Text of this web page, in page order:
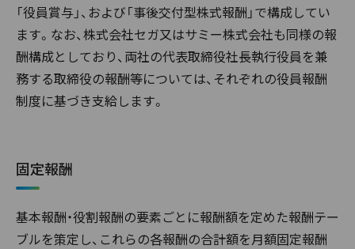
「役員賞与」、および「事後交付型株式報酬」で構成してい
ます。なお、株式会社セガ又はサミー株式会社も同様の報
酬構成としており、両社の代表取締役社長執行役員を兼
務する取締役の報酬等については、それぞれの役員報酬
制度に基づき支給します。
固定報酬
基本報酬・役割報酬の要素ごとに報酬額を定めた報酬テー
ブルを策定し、これらの各報酬の合計額を月額固定報酬